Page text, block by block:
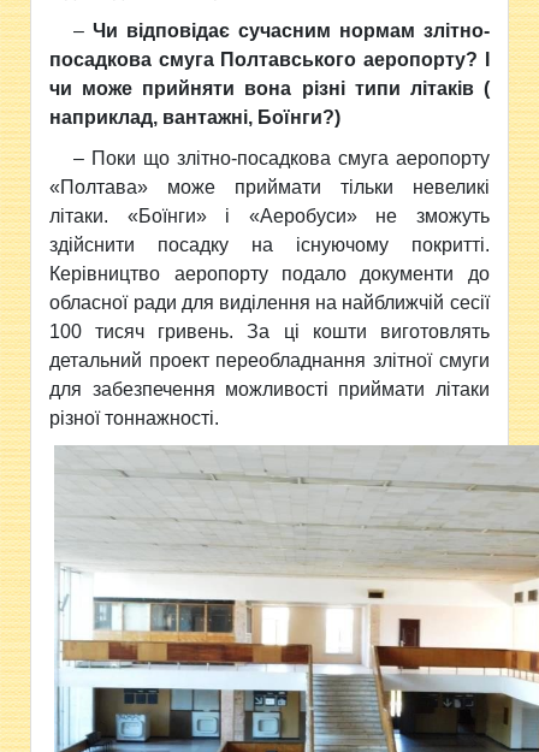
–Чи відповідає сучасним нормам злітно-
посадкова смуга Полтавського аеропорту? І
чи може прийняти вона різні типи літаків (
наприклад, вантажні, Боїнги?)
– Поки що злітно-посадкова смуга аеропорту
«Полтава» може приймати тільки невеликі
літаки. «Боїнги» і «Аеробуси» не зможуть
здійснити посадку на існуючому покритті.
Керівництво аеропорту подало документи до
обласної ради для виділення на найближчій сесії
100 тисяч гривень. За ці кошти виготовлять
детальний проект переобладнання злітної смуги
для забезпечення можливості приймати літаки
різної тоннажності.